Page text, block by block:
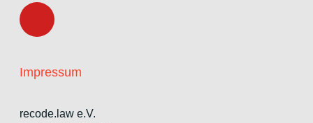
Impressum
recode.law e.V.